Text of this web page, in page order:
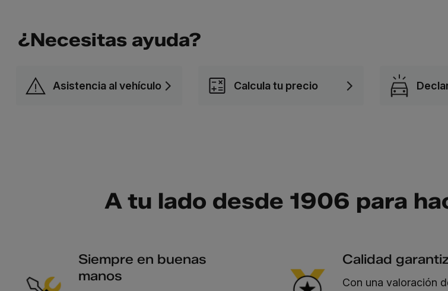
¿Necesitas ayuda?
Asistencia al vehículo Calcula tu precio
A tu lado desde 1906 para
Siempre en buenas
manos
Calidad
Con una valoración